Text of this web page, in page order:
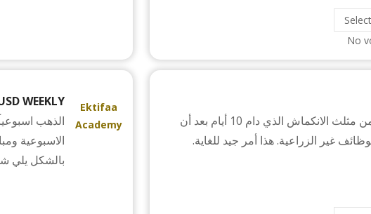
No
Ektifaa
Academy
WEEKLY
الاسبوعية
بالشكل يلي
أخيرًا، تمكنت الفضة من الخروج من مثلث الانكماش الذي دام 10 أيام بعد أن
غير الزراعية. هذا أمر جيد للغاية.